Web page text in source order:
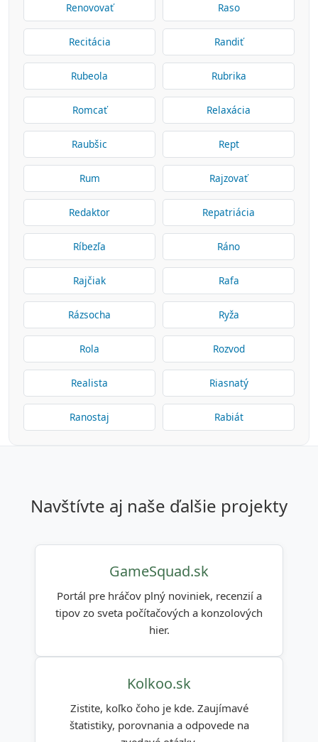
Renovovať Raso
Recitácia Randiť
Rubeola Rubrika
Romcať Relaxácia
Raubšic Rept
Rum Rajzovať
Redaktor Repatriácia
Ríbezľa Ráno
Rajčiak Rafa
Rázsocha Ryža
Rola Rozvod
Realista Riasnatý
Ranostaj Rabiát
navštívte aj naše ďalšie projekty
GameSquad.sk
Portál pre hráčov plný noviniek, recenzií a
tipov zo sveta počítačových a konzolových
hier.
Kolkoo.sk
Zistite, koľko čoho je kde. Zaujímavé
štatistiky, porovnania a odpovede na